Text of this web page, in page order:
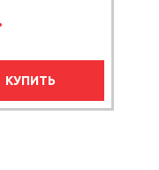
КУПИТЬ